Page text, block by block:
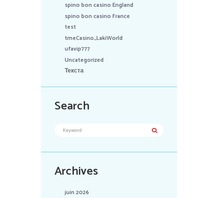
spino bon casino England
spino bon casino France
test
tmeCasino_LakiWorld
ufavip777
Uncategorized
Текста
Search
Archives
juin 2026